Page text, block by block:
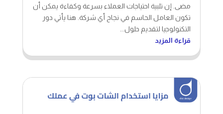
مضى. إن تلبية احتياجات العملاء بسرعة وكفاءة يمكن أن
تكون العامل الحاسم في نجاح أي شركة. هنا يأتي دور
التكنولوجيا لتقديم حلول...
قراءة المزيد